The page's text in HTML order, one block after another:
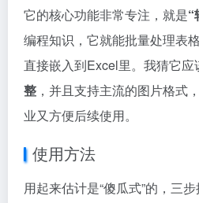
它的核心功能非常专注，就是“
编程知识，它就能批量处理表
直接嵌入到Excel里。我猜它应
整 ，并且支持主流的图片格式
业又方便后续使用。
使用方法
用起来估计是“傻瓜式”的，三步